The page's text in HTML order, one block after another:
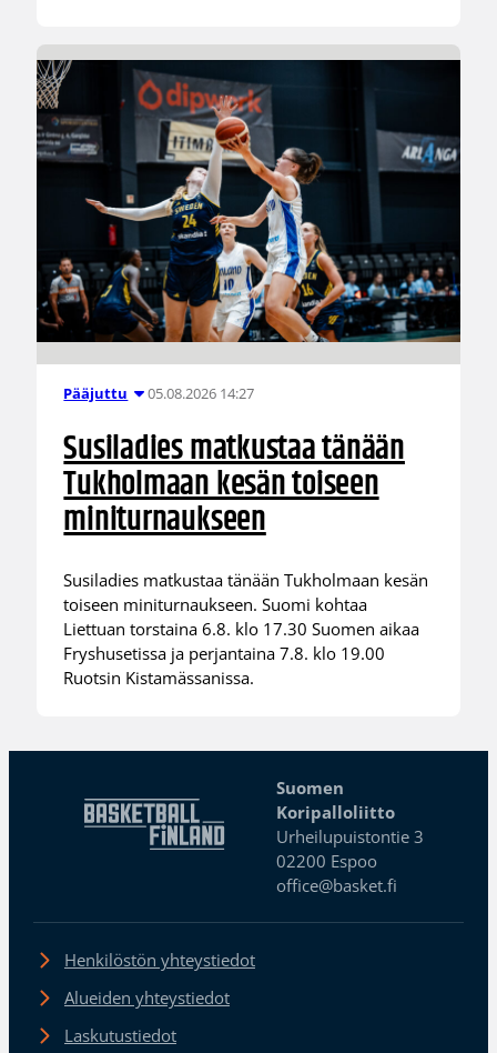
Pääjuttu 05.08.2026 14:27
Susiladies matkustaa tänään
Tukholmaan kesän toiseen
miniturnaukseen
Susiladies matkustaa tänään Tukholmaan kesän
toiseen miniturnaukseen. Suomi kohtaa
Liettuan torstaina 6.8. klo 17.30 Suomen aikaa
Fryshusetissa ja perjantaina 7.8. klo 19.00
Ruotsin Kistamässanissa.
Suomen
Koripalloliitto
Urheilupuistontie 3
02200 Espoo
office@basket.fi
Henkilöstön yhteystiedot
Alueiden yhteystiedot
Laskutustiedot